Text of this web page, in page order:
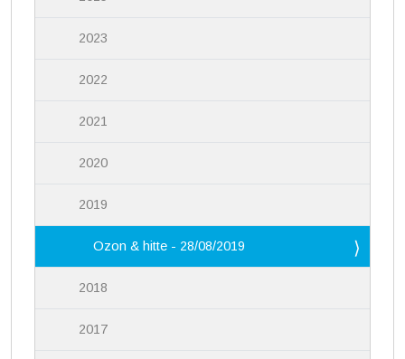
2023
2022
2021
2020
2019
Ozon & hitte - 28/08/2019
2018
2017